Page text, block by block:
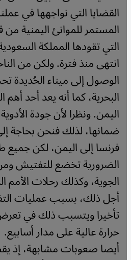
القضايا التي نواجهها في
المستمر للموانئ اليمنية
التي تقودها المملكة
انتهى منذ فترة. ولكن من
الوصول إلى ميناء الحُديدة
البحرية، كما أنه يعد أحد أهم
اليمن.ونظرا لأن جودة
ضمانها، لذلك فنحن بحاجة
فرنسا إلى اليمن، لكن جميع
الضرورية تخضع للتفتيش
الجوية، وكذلك رحلات الأمم
أجل ذلك، بسبب عمليات
تأخيرا ويتسبب ذلك في
حرارة عالية على مدار أسابيع.
أيصا صعوبات مشابهة، إذ